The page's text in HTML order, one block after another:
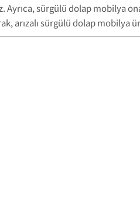
Ayrıca, sürgülü dolap mobilya
arızalı sürgülü dolap